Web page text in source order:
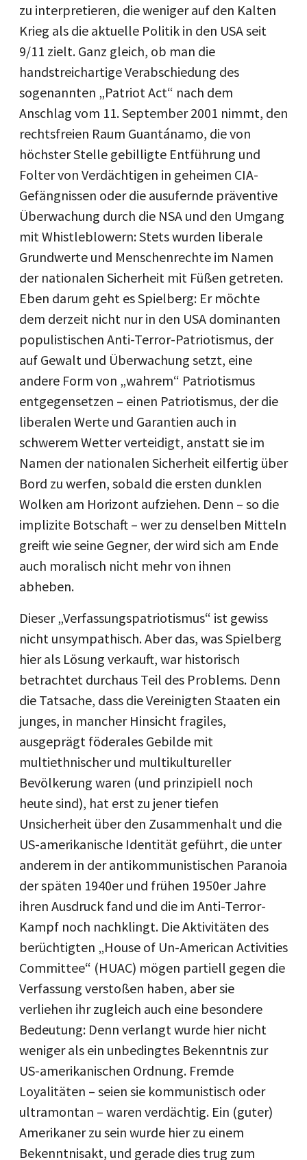
zu interpretieren, die weniger auf den Kalten
Krieg als die aktuelle Politik in den USA seit
9/11 zielt. Ganz gleich, ob man die
handstreichartige Verabschiedung des
sogenannten „Patriot Act“ nach dem
Anschlag vom 11. September 2001 nimmt, den
rechtsfreien Raum Guantánamo, die von
höchster Stelle gebilligte Entführung und
Folter von Verdächtigen in geheimen CIA-
Gefängnissen oder die ausufernde präventive
Überwachung durch die NSA und den Umgang
mit Whistleblowern: Stets wurden liberale
Grundwerte und Menschenrechte im Namen
der nationalen Sicherheit mit Füßen getreten.
Eben darum geht es Spielberg: Er möchte
dem derzeit nicht nur in den USA dominanten
populistischen Anti-Terror-Patriotismus, der
auf Gewalt und Überwachung setzt, eine
andere Form von „wahrem“ Patriotismus
entgegensetzen – einen Patriotismus, der die
liberalen Werte und Garantien auch in
schwerem Wetter verteidigt, anstatt sie im
Namen der nationalen Sicherheit eilfertig über
Bord zu werfen, sobald die ersten dunklen
Wolken am Horizont aufziehen. Denn – so die
implizite Botschaft – wer zu denselben Mitteln
greift wie seine Gegner, der wird sich am Ende
auch moralisch nicht mehr von ihnen
abheben.
Dieser „Verfassungspatriotismus“ ist gewiss
nicht unsympathisch. Aber das, was Spielberg
hier als Lösung verkauft, war historisch
betrachtet durchaus Teil des Problems. Denn
die Tatsache, dass die Vereinigten Staaten ein
junges, in mancher Hinsicht fragiles,
ausgeprägt föderales Gebilde mit
multiethnischer und multikultureller
Bevölkerung waren (und prinzipiell noch
heute sind), hat erst zu jener tiefen
Unsicherheit über den Zusammenhalt und die
US-amerikanische Identität geführt, die unter
anderem in der antikommunistischen Paranoia
der späten 1940er und frühen 1950er Jahre
ihren Ausdruck fand und die im Anti-Terror-
Kampf noch nachklingt. Die Aktivitäten des
berüchtigten „House of Un-American Activities
Committee“ (HUAC) mögen partiell gegen die
Verfassung verstoßen haben, aber sie
verliehen ihr zugleich auch eine besondere
Bedeutung: Denn verlangt wurde hier nicht
weniger als ein unbedingtes Bekenntnis zur
US-amerikanischen Ordnung. Fremde
Loyalitäten – seien sie kommunistisch oder
ultramontan – waren verdächtig. Ein (guter)
Amerikaner zu sein wurde hier zu einem
Bekenntnisakt, und gerade dies trug zum